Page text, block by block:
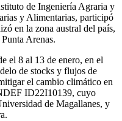
de Ingeniería Agraria y
y Alimentarias, participó
en la zona austral del país,
Arenas.
el 8 al 13 de enero, en el
de stocks y flujos de
el cambio climático en
ID22I10139, cuyo
de Magallanes, y